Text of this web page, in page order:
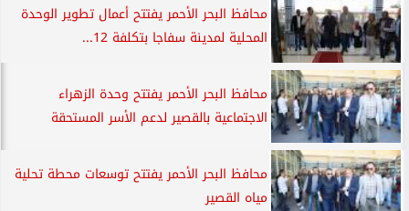
محافظ البحر الأحمر يفتتح أعمال تطوير الوحدة
المحلية لمدينة سفاجا بتكلفة 12...
محافظ البحر الأحمر يفتتح وحدة الزهراء
الاجتماعية بالقصير لدعم الأسر المستحقة
محافظ البحر الأحمر يفتتح توسعات محطة تحلية
مياه القصير